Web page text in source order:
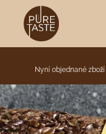
Nyní objednané zboží